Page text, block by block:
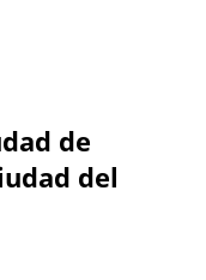
de
del